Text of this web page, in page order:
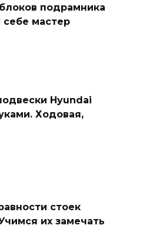
подрамника
себе мастер
Hyundai
Ходовая,
стоек
их замечать